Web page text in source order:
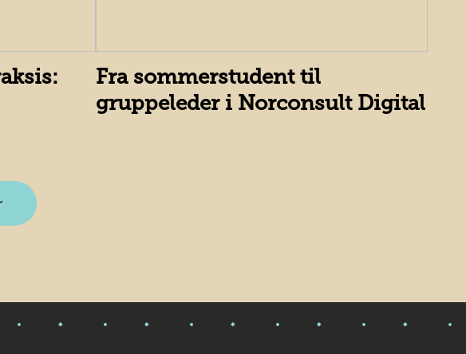
Fra sommerstudent til
gruppeleder i Norconsult Digital